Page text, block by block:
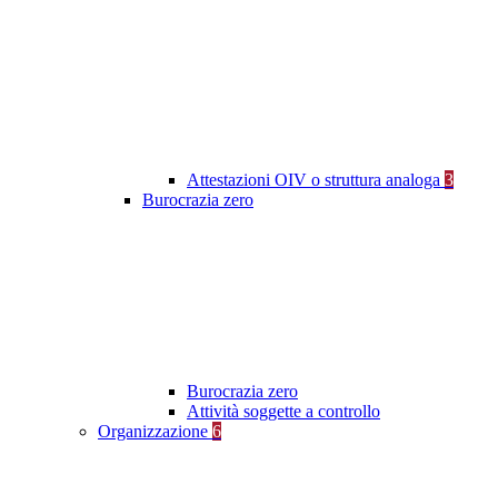
Attestazioni OIV o struttura analoga 3
Burocrazia zero
Burocrazia zero
Attività soggette a controllo
Organizzazione 6